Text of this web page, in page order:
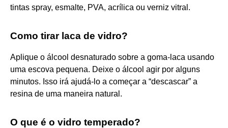
tintas spray, esmalte, PVA, acrílica ou verniz vitral.
Como tirar laca de vidro?
Aplique o álcool desnaturado sobre a goma-laca usando
uma escova pequena. Deixe o álcool agir por alguns
minutos. Isso irá ajudá-lo a começar a “descascar” a
resina de uma maneira natural.
O que é o vidro temperado?